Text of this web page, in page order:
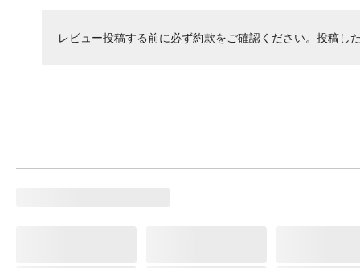
レビュー投稿する前に必ず約款をご確認ください。投稿し